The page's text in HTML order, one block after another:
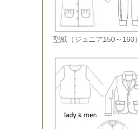
型紙（ジュニア150～160）